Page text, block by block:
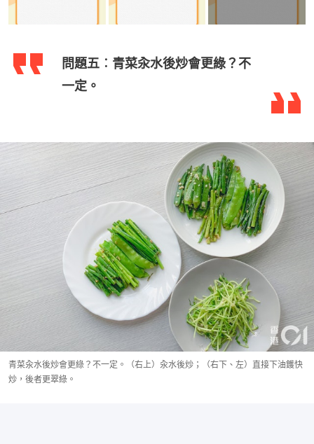
問題五︰青菜汆水後炒會更綠？不
一定。
青菜汆水後炒會更綠？不一定。（右上）汆水後炒；（右下、左）直接下油鑊快
炒，後者更翠綠。